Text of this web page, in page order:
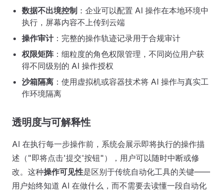
数据不出境控制 ：企业可以配置 AI 操作在本地环境中
执行，屏幕内容不上传到云端
操作审计：完整的操作轨迹记录用于合规审计
权限矩阵：细粒度的角色权限管理，不同岗位用户获
得不同级别的 AI 操作授权
沙箱隔离 ：使用虚拟机或容器技术将 AI 操作与真实工
作环境隔离
透明度与可解释性
AI 在执行每一步操作前，系统会展示即将执行的操作描
述（"即将点击'提交'按钮"），用户可以随时中断或修
改。这种操作可见性是区别于传统自动化工具的关键——
用户始终知道 AI 在做什么，而不需要去读懂一段自动化